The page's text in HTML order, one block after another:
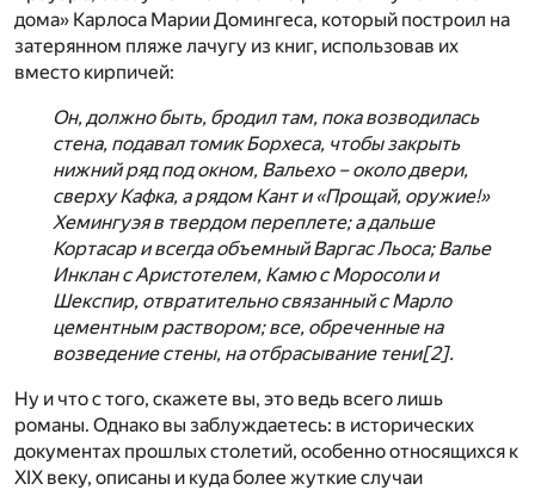
дома» Карлоса Марии Домингеса, который построил на
затерянном пляже лачугу из книг, использовав их
вместо кирпичей:
Он, должно быть, бродил там, пока возводилась
стена, подавал томик Борхеса, чтобы закрыть
нижний ряд под окном, Вальехо – около двери,
сверху Кафка, а рядом Кант и «Прощай, оружие!»
Хемингуэя в твердом переплете; а дальше
Кортасар и всегда объемный Варгас Льоса; Валье
Инклан с Аристотелем, Камю с Моросоли и
Шекспир, отвратительно связанный с Марло
цементным раствором; все, обреченные на
возведение стены, на отбрасывание тени[2].
Ну и что с того, скажете вы, это ведь всего лишь
романы. Однако вы заблуждаетесь: в исторических
документах прошлых столетий, особенно относящихся к
XIX веку, описаны и куда более жуткие случаи